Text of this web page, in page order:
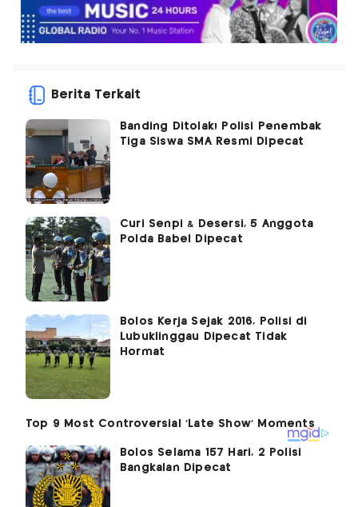
Berita Terkait
Banding Ditolak! Polisi Penembak
Tiga Siswa SMA Resmi Dipecat
Curi Senpi & Desersi, 5 Anggota
Polda Babel Dipecat
Bolos Kerja Sejak 2016, Polisi di
Lubuklinggau Dipecat Tidak
Hormat
Bolos Selama 157 Hari, 2 Polisi
Bangkalan Dipecat